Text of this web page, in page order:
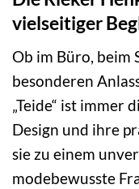
vielseitiger
Ob im Büro, beim
besonderen
„Teide“ ist immer
Design und ihre
sie zu einem
modebewusste